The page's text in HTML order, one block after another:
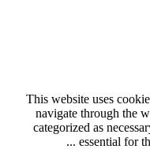
This website uses
navigate through the
categorized as
essential for
...